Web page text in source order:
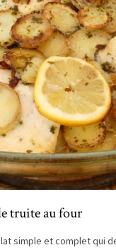
truite au four
simple et complet qui